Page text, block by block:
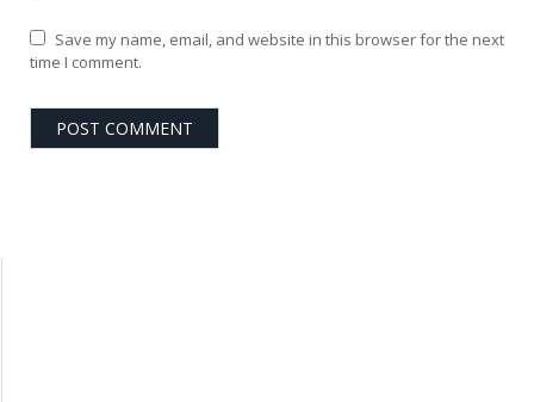
Save my name, email, and website in this browser for the next
time I comment.